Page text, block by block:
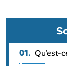
01. Qu'est-